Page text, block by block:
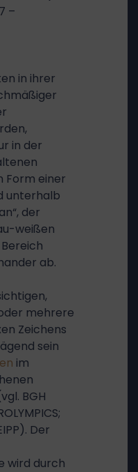
–
in ihrer
in der
Form einer
unterhalb
der
weißen
ab.
mehrere
Zeichens
sein
im
BGH
Der
wird durch